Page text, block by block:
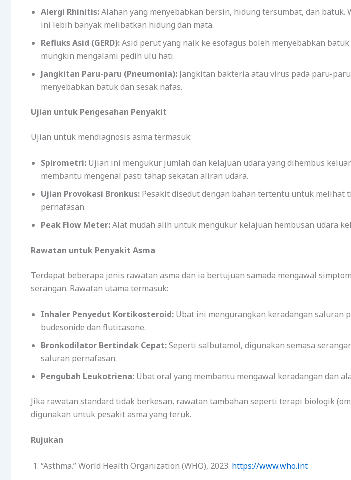
Alergi Rhinitis:Alahan yang menyebabkan bersin, hidung tersumbat, dan batuk.
ini lebih banyak melibatkan hidung dan mata.
Refluks Asid (GERD):Asid perut yang naik ke esofagus boleh menyebabkan
mungkin mengalami pedih ulu hati.
Jangkitan Paru-paru (Pneumonia): Jangkitan bakteria atau virus pada paru-
menyebabkan batuk dan sesak nafas.
Ujian untuk Pengesahan Penyakit
Ujian untuk mendiagnosis asma termasuk:
Spirometri: Ujian ini mengukur jumlah dan kelajuan udara yang dihembus
membantu mengenal pasti tahap sekatan aliran udara.
Ujian Provokasi Bronkus: Pesakit disedut dengan bahan tertentu untuk melihat
pernafasan.
Peak Flow Meter:Alat mudah alih untuk mengukur kelajuan hembusan udara
Rawatan untuk Penyakit Asma
Terdapat beberapa jenis rawatan asma dan ia bertujuan samada mengawal
serangan. Rawatan utama termasuk:
Inhaler Penyedut Kortikosteroid: Ubat ini mengurangkan keradangan saluran
budesonide dan fluticasone.
Bronkodilator Bertindak Cepat:Seperti salbutamol, digunakan semasa
saluran pernafasan.
Pengubah Leukotriena: Ubat oral yang membantu mengawal keradangan dan
Jika rawatan standard tidak berkesan, rawatan tambahan seperti terapi biologik
digunakan untuk pesakit asma yang teruk.
Rujukan
“Asthma.” World Health Organization (WHO), 2023. https://www.who.int